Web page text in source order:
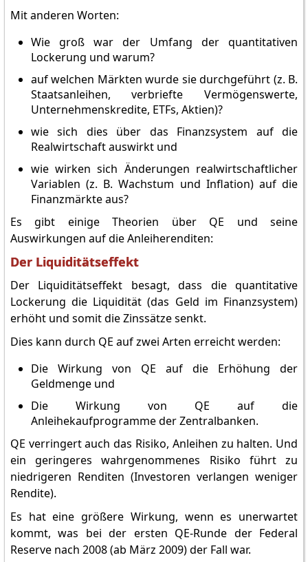
Mit anderen Worten:
Wie groß war der Umfang der quantitativen
Lockerung und warum?
auf welchen Märkten wurde sie durchgeführt (z. B.
Staatsanleihen, verbriefte Vermögenswerte,
Unternehmenskredite, ETFs, Aktien)?
wie sich dies über das Finanzsystem auf die
Realwirtschaft auswirkt und
wie wirken sich Änderungen realwirtschaftlicher
Variablen (z. B. Wachstum und Inflation) auf die
Finanzmärkte aus?
Es gibt einige Theorien über QE und seine
Auswirkungen auf die Anleiherenditen:
Der Liquiditätseffekt
Der Liquiditätseffekt besagt, dass die quantitative
Lockerung die Liquidität (das Geld im Finanzsystem)
erhöht und somit die Zinssätze senkt.
Dies kann durch QE auf zwei Arten erreicht werden:
Die Wirkung von QE auf die Erhöhung der
Geldmenge und
Die Wirkung von QE auf die
Anleihekaufprogramme der Zentralbanken.
QE verringert auch das Risiko, Anleihen zu halten. Und
ein geringeres wahrgenommenes Risiko führt zu
niedrigeren Renditen (Investoren verlangen weniger
Rendite).
Es hat eine größere Wirkung, wenn es unerwartet
kommt, was bei der ersten QE-Runde der Federal
Reserve nach 2008 (ab März 2009) der Fall war.